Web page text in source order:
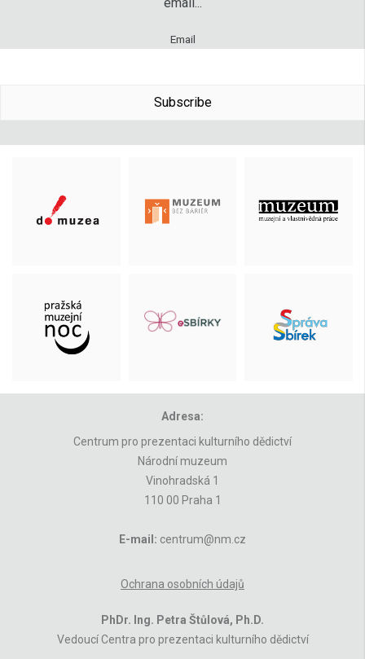
Email
Subscribe
Adresa:
Centrum pro prezentaci kulturního dědictví
Národní muzeum
Vinohradská 1
110 00 Praha 1
E-mail: centrum@nm.cz
Ochrana osobních údajů
PhDr. Ing. Petra Štůlová, Ph.D.
Vedoucí Centra pro prezentaci kulturního dědictví